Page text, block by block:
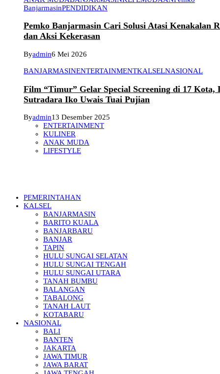
BanjarmasinPENDIDIKAN
Pemko Banjarmasin Cari Solusi Atasi Kenakalan
dan Aksi Kekerasan
Byadmin6 Mei 2026
BANJARMASINENTERTAINMENTKALSELNASIONAL
Film “Timur” Gelar Special Screening di 17 Kota,
Sutradara Iko Uwais Tuai Pujian
Byadmin13 Desember 2025
ENTERTAINMENT
KULINER
ANAK MUDA
LIFESTYLE
PEMERINTAHAN
KALSEL
BANJARMASIN
BARITO KUALA
BANJARBARU
BANJAR
TAPIN
HULU SUNGAI SELATAN
HULU SUNGAI TENGAH
HULU SUNGAI UTARA
TANAH BUMBU
BALANGAN
TABALONG
TANAH LAUT
KOTABARU
NASIONAL
BALI
BANTEN
JAKARTA
JAWA TIMUR
JAWA BARAT